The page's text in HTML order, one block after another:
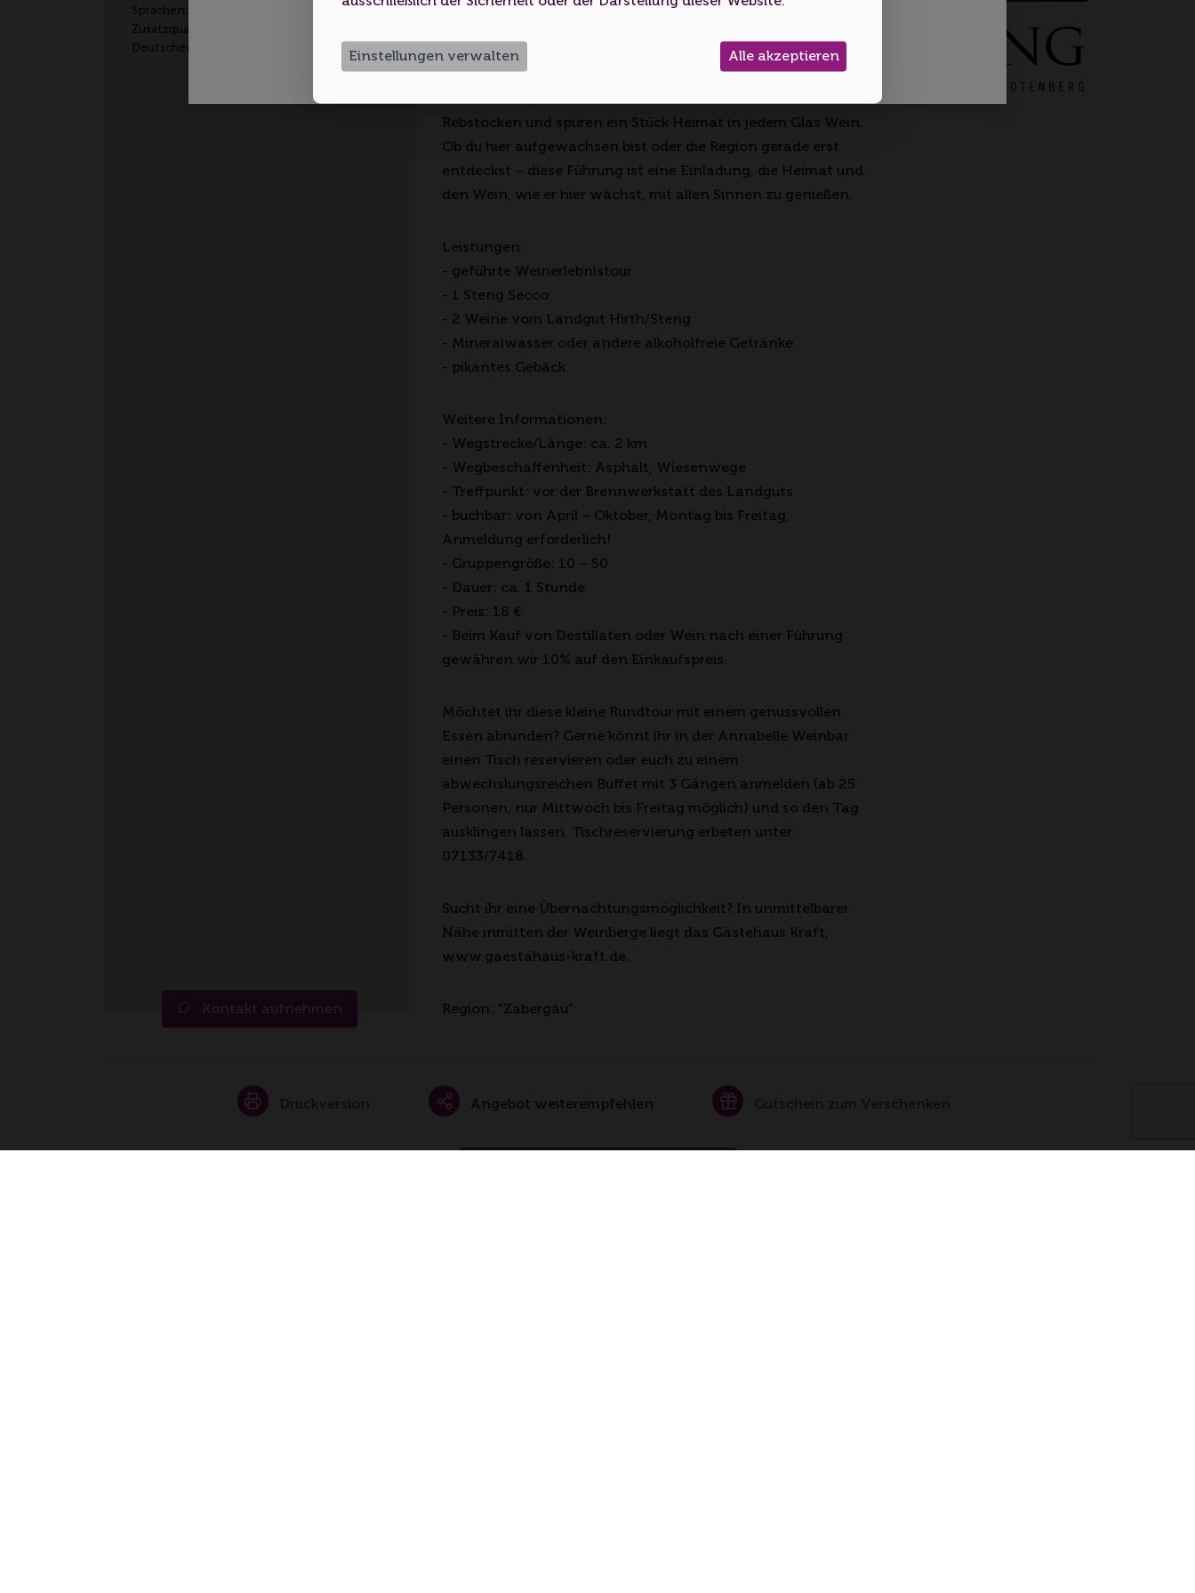
Sprachen: Deutsch
Zusatzqualifikation: Anerkannte Beraterin für
Deutschen Wein
Kontakt aufnehmen
Gemeinsam wandern wir entlang der Weinberge zu unserem
Rebstöcken und spüren ein Stück Heimat in jedem Glas Wein.
Ob du hier aufgewachsen bist oder die Region gerade erst
entdeckst – diese Führung ist eine Einladung, die Heimat und
den Wein, wie er hier wächst, mit allen Sinnen zu genießen.
Leistungen:
- geführte Weinerlebnistour
- 1 Steng Secco
- 2 Weine vom Landgut Hirth/Steng
- Mineralwasser oder andere alkoholfreie Getränke
- pikantes Gebäck
Weitere Informationen:
- Wegstrecke/Länge: ca. 2 km
- Wegbeschaffenheit: Asphalt, Wiesenwege
- Treffpunkt: vor der Brennwerkstatt des Landguts
- buchbar: von April – Oktober, Montag bis Freitag,
Anmeldung erforderlich!
- Gruppengröße: 10 – 50
- Dauer: ca. 1 Stunde
- Preis: 18 €
- Beim Kauf von Destillaten oder Wein nach einer Führung
gewähren wir 10% auf den Einkaufspreis.
Möchtet ihr diese kleine Rundtour mit einem genussvollen
Essen abrunden? Gerne könnt ihr in der Annabelle Weinbar
einen Tisch reservieren oder euch zu einem
abwechslungsreichen Buffet mit 3 Gängen anmelden (ab 25
Personen, nur Mittwoch bis Freitag möglich) und so den Tag
ausklingen lassen. Tischreservierung erbeten unter:
07133/7418.
Sucht ihr eine Übernachtungsmöglichkeit? In unmittelbarer
Nähe inmitten der Weinberge liegt das Gästehaus Kraft,
www.gaestahaus-kraft.de.
Region: "Zabergäu"
Druckversion Angebot weiterempfehlen Gutschein zum Verschenken
Ich bin unter 18 Ich bin 18 oder älter
Einstellungen verwalten Alle akzeptieren